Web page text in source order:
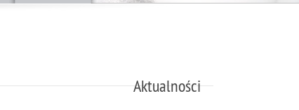
Aktualności